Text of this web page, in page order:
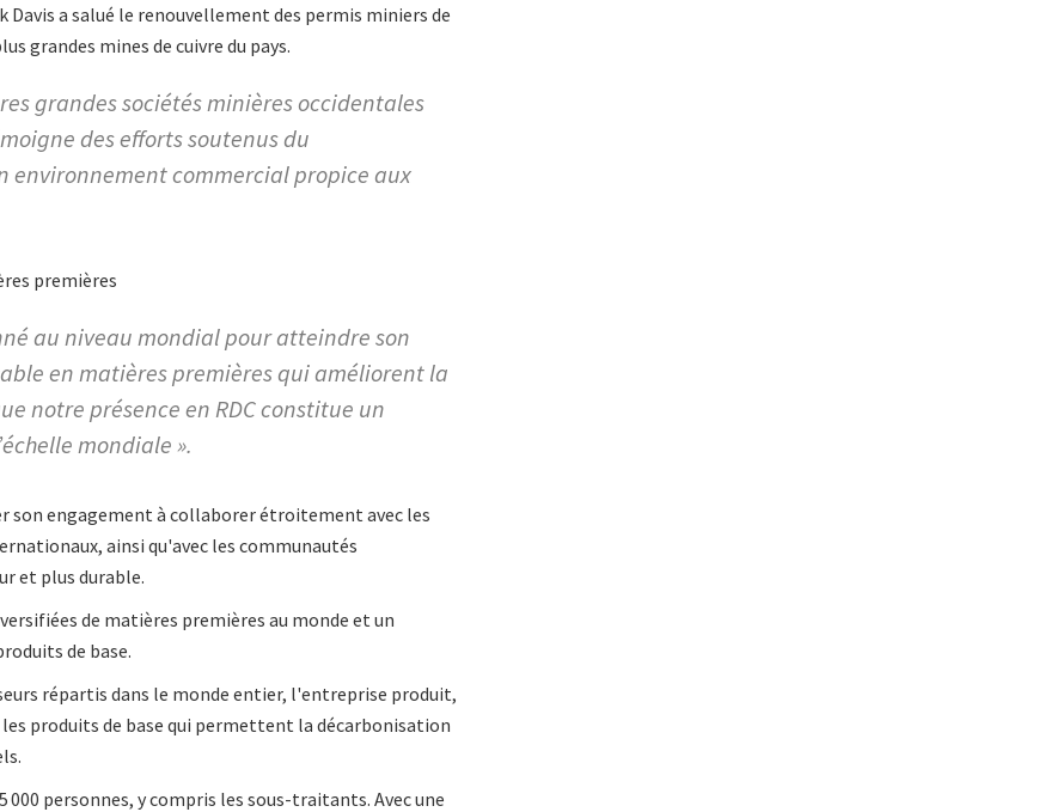
Davis a salué le renouvellement des permis miniers de
grandes mines de cuivre du pays.
grandes sociétés minières occidentales
des efforts soutenus du
environnement commercial propice aux
premières
au niveau mondial pour atteindre son
en matières premières qui améliorent la
notre présence en RDC constitue un
mondiale ».
son engagement à collaborer étroitement avec les
ainsi qu'avec les communautés
et plus durable.
de matières premières au monde et un
de base.
répartis dans le monde entier, l'entreprise produit,
produits de base qui permettent la décarbonisation
personnes, y compris les sous-traitants. Avec une